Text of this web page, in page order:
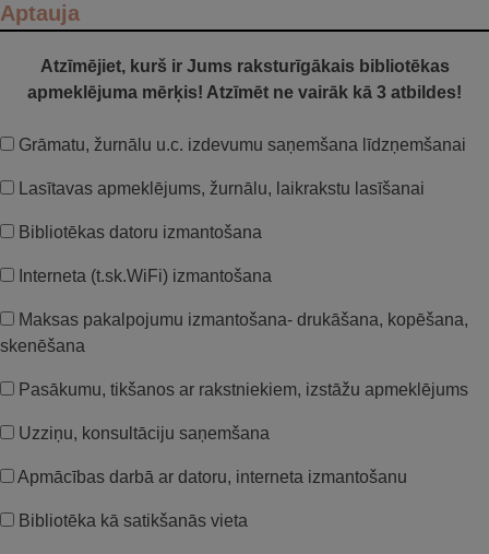
Aptauja
Atzīmējiet, kurš ir Jums raksturīgākais bibliotēkas
apmeklējuma mērķis! Atzīmēt ne vairāk kā 3 atbildes!
Grāmatu, žurnālu u.c. izdevumu saņemšana līdzņemšanai
Lasītavas apmeklējums, žurnālu, laikrakstu lasīšanai
Bibliotēkas datoru izmantošana
Interneta (t.sk.WiFi) izmantošana
Maksas pakalpojumu izmantošana- drukāšana, kopēšana,
skenēšana
Pasākumu, tikšanos ar rakstniekiem, izstāžu apmeklējums
Uzziņu, konsultāciju saņemšana
Apmācības darbā ar datoru, interneta izmantošanu
Bibliotēka kā satikšanās vieta